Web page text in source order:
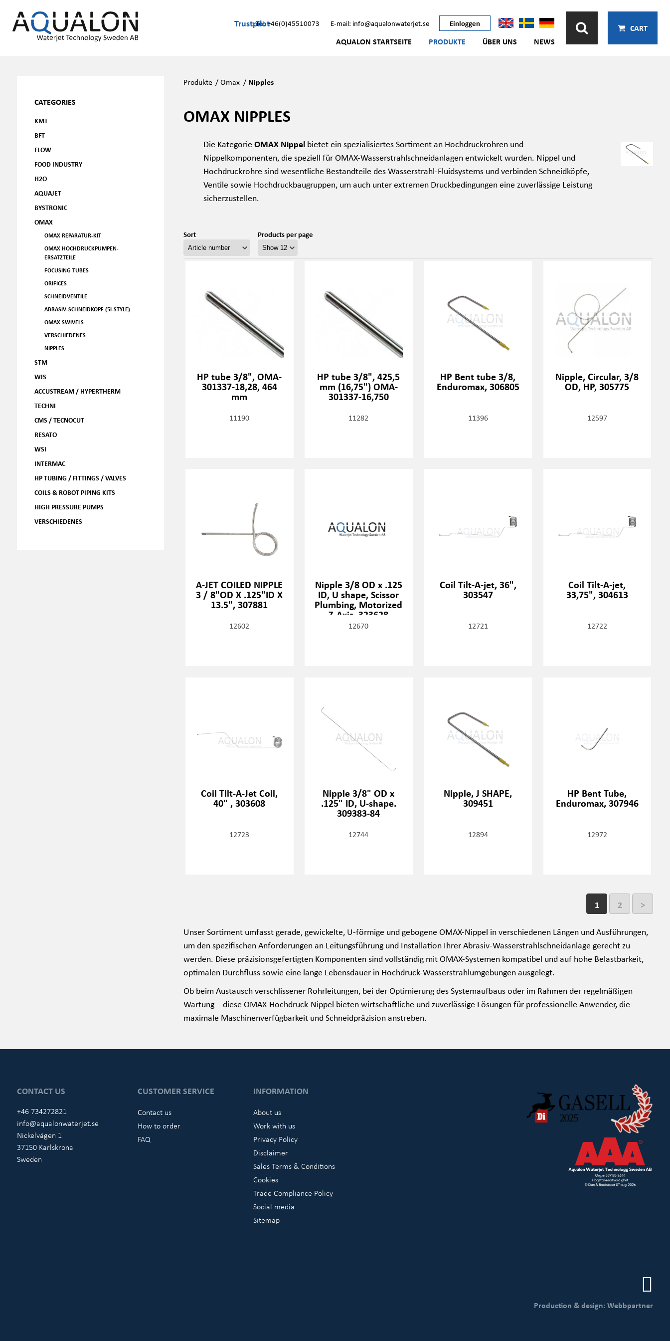
TrustpilotTel: +46(0)45510073 E-mail: info@aqualonwaterjet.se Einloggen
AQUALON STARTSEITE PRODUKTE ÜBER UNS NEWS
CART
CATEGORIES
KMT
BFT
FLOW
FOOD INDUSTRY
H2O
AQUAJET
BYSTRONIC
OMAX
OMAX REPARATUR-KIT
OMAX HOCHDRUCKPUMPEN-
ERSATZTEILE
FOCUSING TUBES
ORIFICES
SCHNEIDVENTILE
ABRASIV-SCHNEIDKOPF (5I-STYLE)
OMAX SWIVELS
VERSCHIEDENES
NIPPLES
STM
WJS
ACCUSTREAM / HYPERTHERM
TECHNI
CMS / TECNOCUT
RESATO
WSI
INTERMAC
HP TUBING / FITTINGS / VALVES
COILS & ROBOT PIPING KITS
HIGH PRESSURE PUMPS
VERSCHIEDENES
Produkte /Omax / Nipples
OMAX NIPPLES
Die Kategorie OMAX Nippelbietet ein spezialisiertes Sortiment an Hochdruckrohren und
Nippelkomponenten, die speziell für OMAX-Wasserstrahlschneidanlagen entwickelt wurden. Nippel und
Hochdruckrohre sind wesentliche Bestandteile des Wasserstrahl-Fluidsystems und verbinden Schneidköpfe,
Ventile sowie Hochdruckbaugruppen, um auch unter extremen Druckbedingungen eine zuverlässige Leistung
sicherzustellen.
Sort Products per page
HP tube 3/8", OMA-
301337-18,28, 464
mm
11190
HP tube 3/8", 425,5
mm (16,75") OMA-
301337-16,750
11282
HP Bent tube 3/8,
Enduromax, 306805
11396
Nipple, Circular, 3/8
OD, HP, 305775
12597
A-JET COILED NIPPLE
3 / 8"OD X .125"ID X
13.5", 307881
12602
Nipple 3/8 OD x .125
ID, U shape, Scissor
Plumbing, Motorized
Z-Axis, 323628
12670
Coil Tilt-A-jet, 36",
303547
12721
Coil Tilt-A-jet,
33,75", 304613
12722
Coil Tilt-A-Jet Coil,
40" , 303608
12723
Nipple 3/8" OD x
.125" ID, U-shape.
309383-84
12744
Nipple, J SHAPE,
309451
12894
HP Bent Tube,
Enduromax, 307946
12972
1 2 >
Unser Sortiment umfasst gerade, gewickelte, U-förmige und gebogene OMAX-Nippel in verschiedenen Längen und Ausführungen,
um den spezifischen Anforderungen an Leitungsführung und Installation Ihrer Abrasiv-Wasserstrahlschneidanlage gerecht zu
werden. Diese präzisionsgefertigten Komponenten sind vollständig mit OMAX-Systemen kompatibel und auf hohe Belastbarkeit,
optimalen Durchfluss sowie eine lange Lebensdauer in Hochdruck-Wasserstrahlumgebungen ausgelegt.
Ob beim Austausch verschlissener Rohrleitungen, bei der Optimierung des Systemaufbaus oder im Rahmen der regelmäßigen
Wartung – diese OMAX-Hochdruck-Nippel bieten wirtschaftliche und zuverlässige Lösungen für professionelle Anwender, die
maximale Maschinenverfügbarkeit und Schneidpräzision anstreben.
CONTACT US
+46 734272821
info@aqualonwaterjet.se
Nickelvägen 1
37150 Karlskrona
Sweden
CUSTOMER SERVICE
Contact us
How to order
FAQ
INFORMATION
About us
Work with us
Privacy Policy
Disclaimer
Sales Terms & Conditions
Cookies
Trade Compliance Policy
Social media
Sitemap
Production & design: Webbpartner